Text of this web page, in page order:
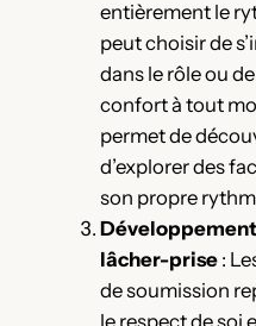
entièrement le
peut choisir de
dans le rôle ou
confort à tout
permet de
d’explorer des
son propre
lâcher-prise:
de soumission